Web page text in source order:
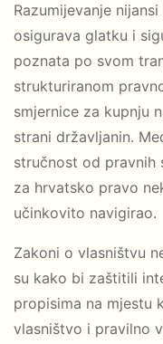
Razumijevanje
osigurava glatku i
poznata po svom
strukturiranom
smjernice za kupnju
strani državljanin.
stručnost od pravnih
za hrvatsko pravo
učinkovito navigirao.
Zakoni o vlasništvu
su kako bi zaštitili
propisima na mjestu
vlasništvo i pravilno